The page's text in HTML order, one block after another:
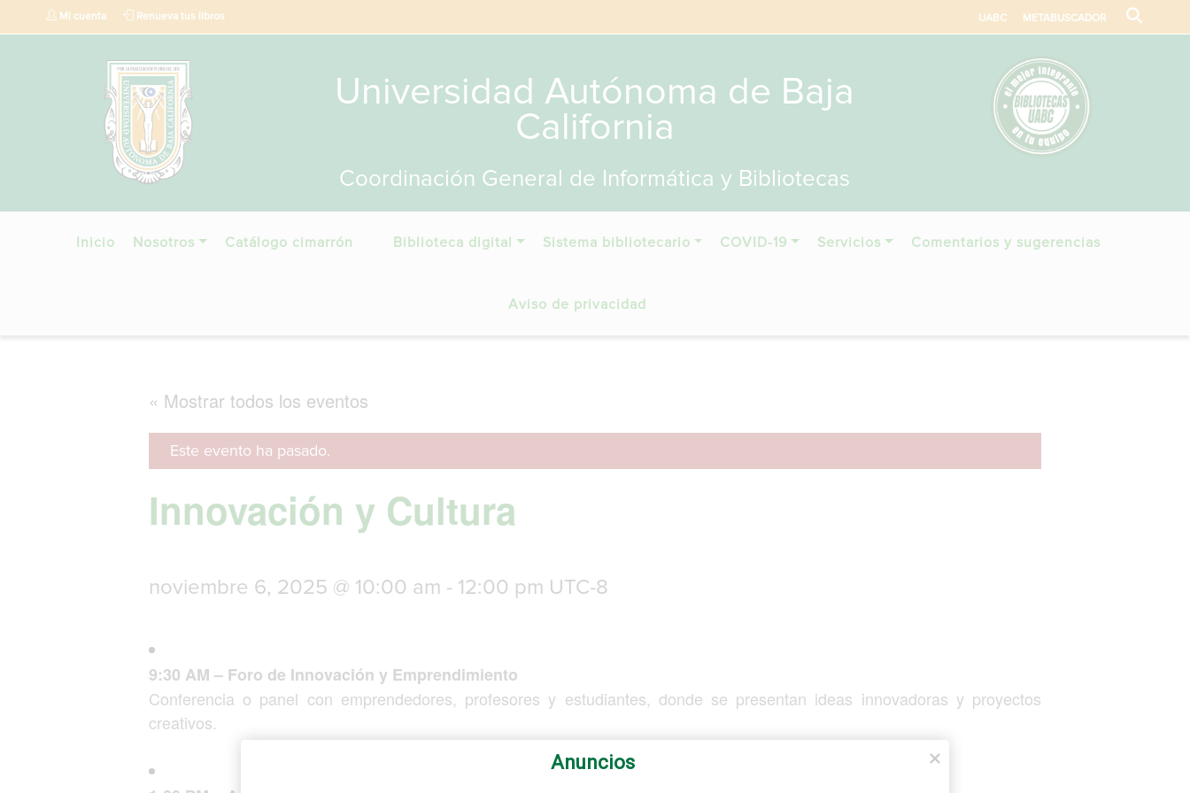
Mi cuenta Renueva tus libros UABC METABUSCADOR
Universidad Autónoma de Baja
California
Coordinación General de Informática y Bibliotecas
Inicio Nosotros Catálogo cimarrón Biblioteca digital Sistema bibliotecario COVID-19 Servicios Comentarios y sugerencias
Aviso de privacidad
« Mostrar todos los eventos
Este evento ha pasado.
Innovación y Cultura
noviembre 6, 2025 @ 10:00 am - 12:00 pm UTC-8
9:30 AM – Foro de Innovación y Emprendimiento
Conferencia o panel con emprendedores, profesores y estudiantes, donde se presentan ideas innovadoras y proyectos
creativos.
Anuncios